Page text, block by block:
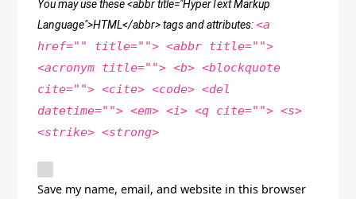
You may use these <abbr title="HyperText Markup
Language">HTML</abbr> tags and attributes:<a
href="" title=""> <abbr title="">
<acronym title=""> <b> <blockquote
cite=""> <cite> <code> <del
datetime=""> <em> <i> <q cite=""> <s>
<strike> <strong>
Save my name, email, and website in this browser